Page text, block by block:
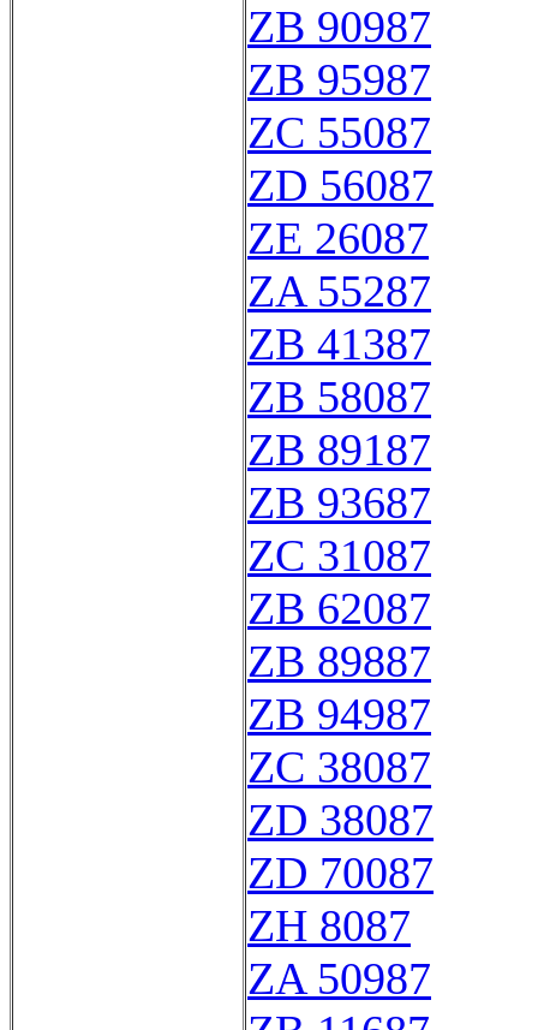
ZB 90987
ZB 95987
ZC 55087
ZD 56087
ZE 26087
ZA 55287
ZB 41387
ZB 58087
ZB 89187
ZB 93687
ZC 31087
ZB 62087
ZB 89887
ZB 94987
ZC 38087
ZD 38087
ZD 70087
ZH 8087
ZA 50987